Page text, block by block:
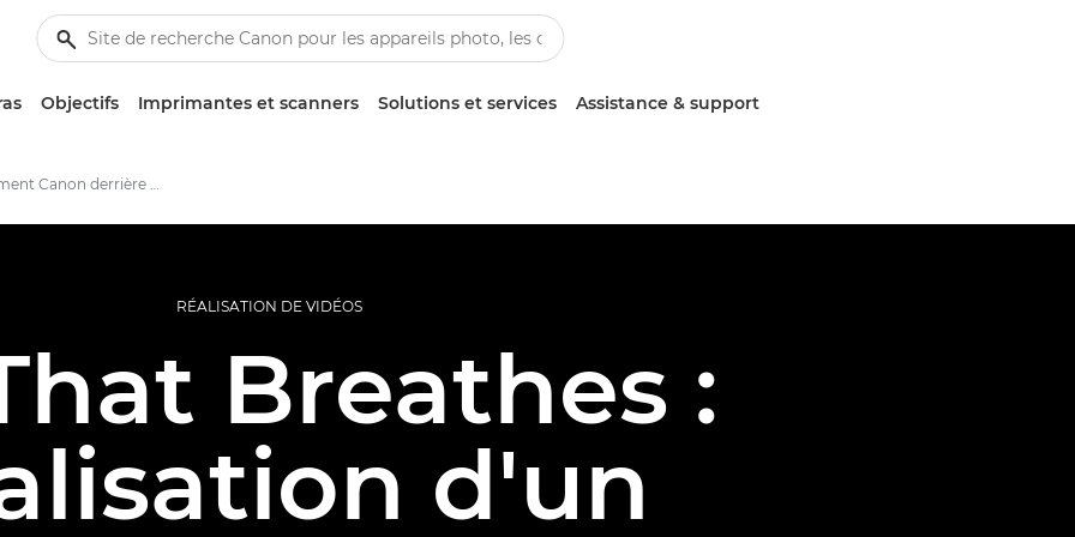
Objectifs Imprimantes et scanners Solutions et services Assistance & support
L'équipement Canon derrière All That Breathes
RÉALISATION DE VIDÉOS
Breathes :
d'un